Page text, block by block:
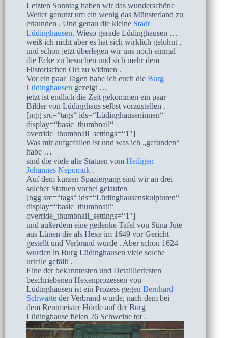
Letzten Sonntag haben wir das wunderschöne
Wetter genutzt um ein wenig das Münsterland zu
erkunden . Und genau die kleine Stadt
Lüdinghausen. Wieso gerade Lüdinghausen …
weiß ich nicht aber es hat sich wirklich gelohnt ,
und schon jetzt überlegen wir uns noch einmal
die Ecke zu besuchen und sich mehr dem
Historischen Ort zu widmen .
Vor ein paar Tagen habe ich euch die Burg
Lüdinghausen gezeigt …
jetzt ist endlich die Zeit gekommen ein paar
Bilder von Lüdinghaus selbst vorzustellen .
[ngg src=“tags“ ids=“Lüdinghauseninnen“
display=“basic_thumbnail“
override_thumbnail_settings=“1″]
Was mir aufgefallen ist und was ich „gefunden“
habe …
sind die viele alte Statuen vom Heiligen
Johannes Nepomuk .
Auf dem kurzen Spaziergang sind wir an drei
solcher Statuen vorbei gelaufen
[ngg src=“tags“ ids=“Lüdinghausenskulpturen“
display=“basic_thumbnail“
override_thumbnail_settings=“1″]
und außerdem eine gedenke Tafel von Stina Jute
aus Lünen die als Hexe im 1649 vor Gericht
gestellt und Verbrand wurde . Aber schon 1624
wurden in Burg Lüdinghausen viele solche
urteile gefällt .
Eine der bekanntesten und Detailliertesten
beschriebenen Hexenprozessen von
Lüdinghausen ist ein Prozess gegen Bernhard
Schwarte der Verbrand wurde, nach dem bei
dem Rentmeister Hörde auf der Burg
Lüdinghause fielen 26 Schweine tot .